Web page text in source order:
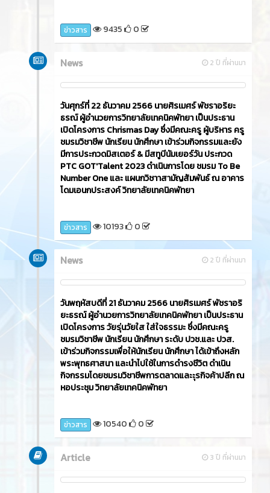
ข่าวสาร 9435 0
2 ปี ที่ผ่านมา
News
วันศุกร์ที่ 22 ธันวาคม 2566​ นายศิรเมศร์ พัชราอริยะ
ธรณ์ ผู้อำนวยการวิทยาลัยเทคนิคพัทยา เป็นประธาน
เปิดโครงการ Chrismas Day ซึ่งมีคณะครู ผู้บริหาร ครู
ชมรมวิชาชีพ นักเรียน นักศึกษา เข้าร่วมกิจกรรมและยัง
มีการประกวดมิสเตอร์ & มีสทูบีนัมเยอร์วัน ประกวด
PTC GOT'Talent 2023 ดำเนินการโดย ชมรม To Be
Number One และ แผนกวิชาาสามัญสัมพันธ์ ณ อาคาร
โดมเอนกประสงค์ วิทยาลัยเทคนิคพัทยา
ข่าวสาร 10193 0
2 ปี ที่ผ่านมา
News
วันพฤหัสบดีที่ 21 ธันวาคม 2566​ นายศิรเมศร์ พัชราอริ
ยะธรณ์ ผู้อำนวยการวิทยาลัยเทคนิคพัทยา เป็นประธาน
เปิดโครงการ วัยรุ่นวัยใส ใส่ใจธรรมะ ซึ่งมีคณะครู
ชมรมวิชาชีพ นักเรียน นักศึกษา ระดับ ปวช.และ ปวส.
เข้าร่วมกิจกรรมเพื่อให้นักเรียน นักศึกษา ได้เข้าถึงหลัก
พระพุทธศาสนา และนำไปใช้ในการดำรงชีวิต ดำเนิน
กิจกรรมโดยชมรมวิชาชีพการตลาดและะุรกิจค้าปลีก ณ
หอประชุม วิทยาลัยเทคนิคพัทยา
ข่าวสาร 10540 0
3 ปี ที่ผ่านมา
Article